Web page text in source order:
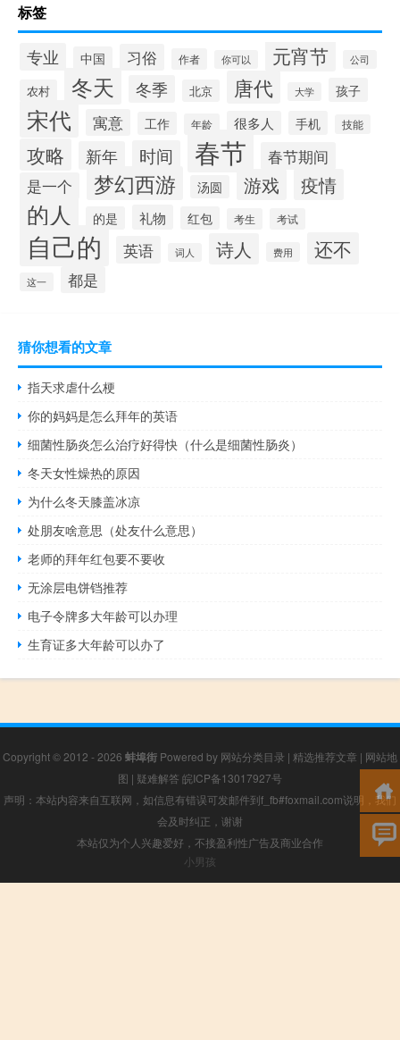
标签
专业 中国 习俗 作者 你可以 元宵节 公司
农村 冬天 冬季 北京 唐代 大学 孩子
宋代 寓意 工作 年龄 很多人 手机 技能
攻略 新年 时间 春节 春节期间
是一个 梦幻西游 汤圆 游戏 疫情
的人 的是 礼物 红包 考生 考试
自己的 英语 词人 诗人 费用 还不
这一 都是
猜你想看的文章
指天求虐什么梗
你的妈妈是怎么拜年的英语
细菌性肠炎怎么治疗好得快（什么是细菌性肠炎）
冬天女性燥热的原因
为什么冬天膝盖冰凉
处朋友啥意思（处友什么意思）
老师的拜年红包要不要收
无涂层电饼铛推荐
电子令牌多大年龄可以办理
生育证多大年龄可以办了
Copyright © 2012 - 2026 蚌埠街 Powered by 网站分类目录 | 精选推荐文章 | 网站地
图 | 疑难解答 皖ICP备13017927号
声明：本站内容来自互联网，如信息有错误可发邮件到f_fb#foxmail.com说明，我们
会及时纠正，谢谢
本站仅为个人兴趣爱好，不接盈利性广告及商业合作
小男孩